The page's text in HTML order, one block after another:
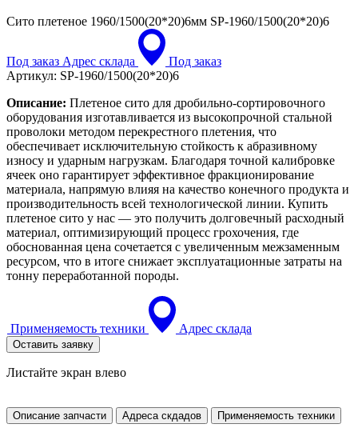
Сито плетеное 1960/1500(20*20)6мм SP-1960/1500(20*20)6
Под заказ Адрес склада
Под заказ
Артикул: SP-1960/1500(20*20)6
Описание: Плетеное сито для дробильно-сортировочного
оборудования изготавливается из высокопрочной стальной
проволоки методом перекрестного плетения, что
обеспечивает исключительную стойкость к абразивному
износу и ударным нагрузкам. Благодаря точной калибровке
ячеек оно гарантирует эффективное фракционирование
материала, напрямую влияя на качество конечного продукта и
производительность всей технологической линии. Купить
плетеное сито у нас — это получить долговечный расходный
материал, оптимизирующий процесс грохочения, где
обоснованная цена сочетается с увеличенным межзаменным
ресурсом, что в итоге снижает эксплуатационные затраты на
тонну переработанной породы.
Применяемость техники Адрес склада
Оставить заявку
Листайте экран влево
Описание запчасти Адреса скдадов Применяемость техники